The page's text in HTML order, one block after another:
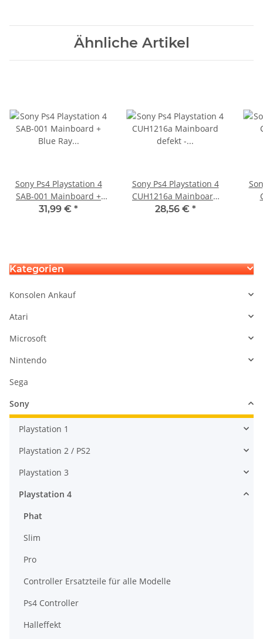
Ähnliche Artikel
Sony Ps4 Playstation 4
SAB-001 Mainboard +
Blue Ray Mainboard
31,99 € *
Sony Ps4 Playstation 4
CUH1216a Mainboard
defekt - CE-34878-0
28,56 € *
Kategorien
Konsolen Ankauf
Atari
Microsoft
Nintendo
Sega
Sony
Playstation 1
Playstation 2 / PS2
Playstation 3
Playstation 4
Phat
Slim
Pro
Controller Ersatzteile für alle Modelle
Ps4 Controller
Halleffekt